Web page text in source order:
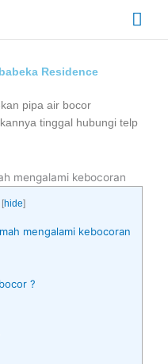
Residence
pipa air bocor
tinggal hubungi telp
mengalami kebocoran
[hide]
mengalami kebocoran
?